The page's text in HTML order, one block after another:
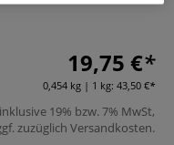
19,75 €
0,454 kg | 1 kg: 43,50 €
inklusive 19% bzw. 7% MwSt,
zuzüglich Versandkosten.